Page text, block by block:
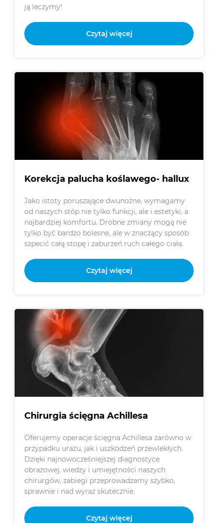
ją leczymy!
Czytaj więcej
Korekcja palucha koślawego- hallux
Jako istoty poruszające dwunożne, wymagamy
od naszych stóp nie tylko funkcji, ale i estetyki, a
najbardziej komfortu. Drobne zmiany mogą nie
tylko być bardzo bolesne, ale w znaczący sposób
szpecić całą stopę i zaburzeń ruch całego ciała.
Czytaj więcej
Chirurgia ścięgna Achillesa
Oferujemy operacje ścięgna Achillesa zarówno w
przypadku urazu, jak i uszkodzeń przewlekłych.
Dzięki najnowocześniejszej diagnostyce
obrazowej, wiedzy i umiejętności naszych
chirurgów, zabiegi przeprowadzamy szybko,
sprawnie i nad wyraz skutecznie.
Czytaj więcej